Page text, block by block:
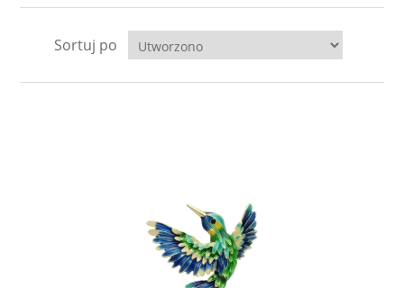
RODONITSortuj po